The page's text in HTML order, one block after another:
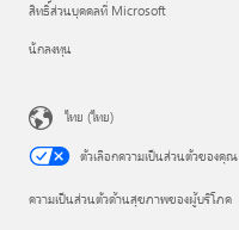
สิทธิ์ส่วนบุคคลที่ Microsoft
นักลงทุน
ไทย (ไทย)
ตัวเลือกความเป็นส่วนตัวของคุณ
ความเป็นส่วนตัวด้านสุขภาพของผู้บริโภค